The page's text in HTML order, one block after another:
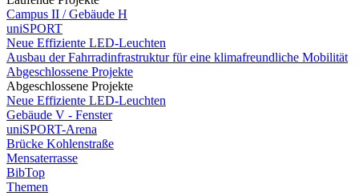
Campus II / Gebäude H
uniSPORT
Neue Effiziente LED-Leuchten
Ausbau der Fahrradinfrastruktur für eine klimafreundliche Mobilität
Abgeschlossene Projekte
Abgeschlossene Projekte
Neue Effiziente LED-Leuchten
Gebäude V - Fenster
uniSPORT-Arena
Brücke Kohlenstraße
Mensaterrasse
BibTop
Themen